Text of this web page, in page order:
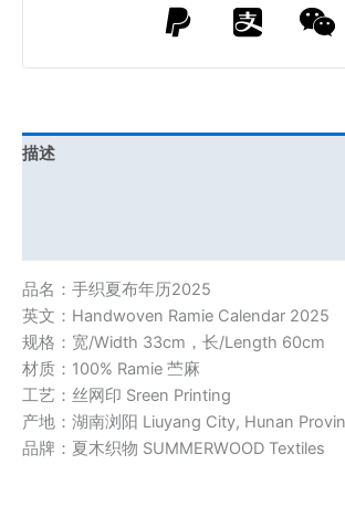
描述
品名：手织夏布年历2025
英文：Handwoven Ramie Calendar 2025
规格：宽/Width 33cm，长/Length 60cm
材质：100% Ramie 苎麻
工艺：丝网印 Sreen Printing
产地：湖南浏阳 Liuyang City, Hunan
品牌：夏木织物 SUMMERWOOD Textiles